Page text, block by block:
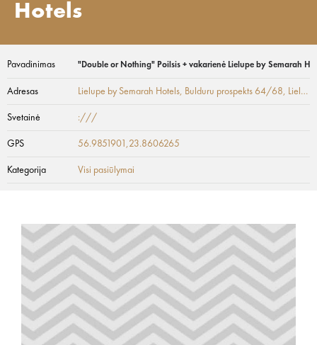
Hotels
Pavadinimas "Double or Nothing" Poilsis + vakarienė Lielupe by Semarah
Adresas Lielupe by Semarah Hotels, Bulduru prospekts 64/68, Lielupe
Svetainė :///
GPS 56.9851901,23.8606265
Kategorija Visi pasiūlymai